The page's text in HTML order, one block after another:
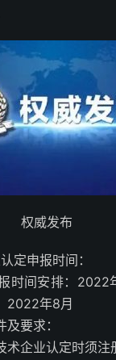
权威发布
定申报时间：
时间安排：
2022年8月
要求：
术企业认定时须注